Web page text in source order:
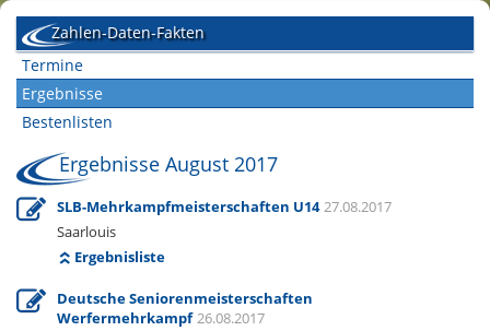
Zahlen-Daten-Fakten
Termine
Ergebnisse
Bestenlisten
Ergebnisse August 2017
SLB-Mehrkampfmeisterschaften U14 27.08.2017
Saarlouis
Ergebnisliste
Deutsche Seniorenmeisterschaften
Werfermehrkampf26.08.2017